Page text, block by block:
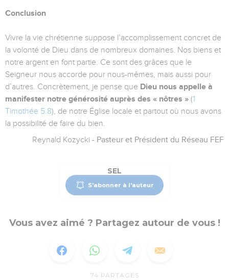
Conclusion
Vivre la vie chrétienne suppose l’accomplissement concret de
la volonté de Dieu dans de nombreux domaines. Nos biens et
notre argent en font partie. Ce sont des grâces que le
Seigneur nous accorde pour nous-mêmes, mais aussi pour
d’autres. Concrètement, je pense que Dieu nous appelle à
manifester notre générosité auprès des « nôtres » (1
Timothée 5.8), de notre Église locale et partout où nous avons
la possibilité de faire du bien.
Reynald Kozycki - Pasteur et Président du Réseau FEF
SEL
S'abonner à l'auteur
Vous avez aimé ? Partagez autour de vous !
74 PARTAGES